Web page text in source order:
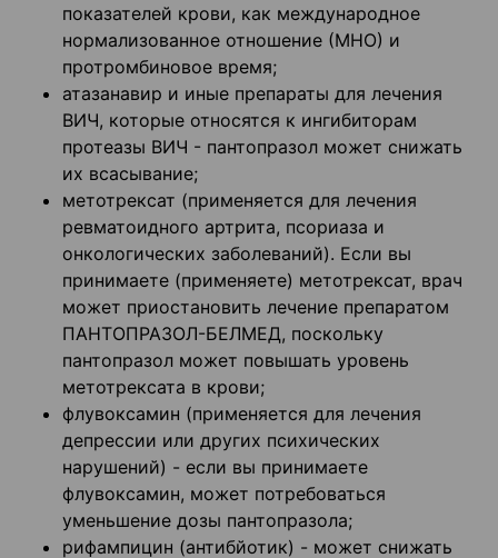
показателей крови, как международное
нормализованное отношение (МНО) и
протромбиновое время;
атазанавир и иные препараты для лечения
ВИЧ, которые относятся к ингибиторам
протеазы ВИЧ - пантопразол может снижать
их всасывание;
метотрексат (применяется для лечения
ревматоидного артрита, псориаза и
онкологических заболеваний). Если вы
принимаете (применяете) метотрексат, врач
может приостановить лечение препаратом
ПАНТОПРАЗОЛ-БЕЛМЕД, поскольку
пантопразол может повышать уровень
метотрексата в крови;
флувоксамин (применяется для лечения
депрессии или других психических
нарушений) - если вы принимаете
флувоксамин, может потребоваться
уменьшение дозы пантопразола;
рифампицин (антибйотик) - может снижать